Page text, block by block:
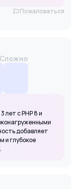
Пожаловаться
Сложно
лет с PHP 8 и
добавляет
и глубокое